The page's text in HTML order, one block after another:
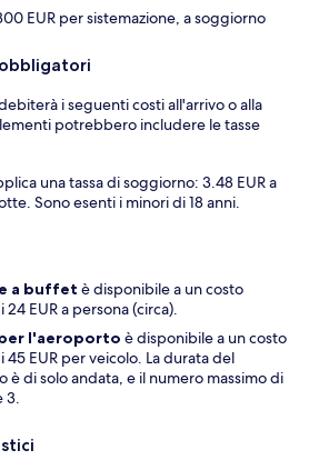
EUR per sistemazione, a soggiorno
i seguenti costi all'arrivo o alla
potrebbero includere le tasse
una tassa di soggiorno: 3.48 EUR a
Sono esenti i minori di 18 anni.
a buffet è disponibile a un costo
EUR a persona (circa).
l'aeroporto è disponibile a un costo
EUR per veicolo. La durata del
è di solo andata, e il numero massimo di
3.